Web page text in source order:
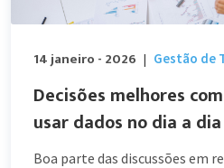
14 janeiro - 2026 | Gestão de
Decisões melhores
usar dados no dia a
Boa parte das discussões em